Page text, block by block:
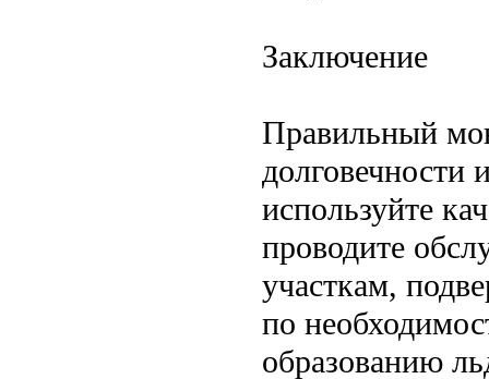
Заключение
Правильный
долговечности
используйте
проводите
участкам,
по
образованию